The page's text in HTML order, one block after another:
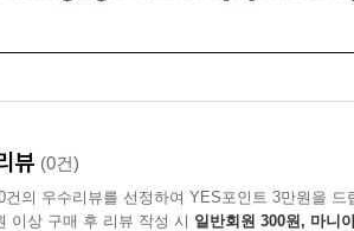
뷰 (0건)
건의 우수리뷰를 선정하여 YES포인트 3만원을 드
이상 구매 후 리뷰 작성 시 일반회원 300원, 마니